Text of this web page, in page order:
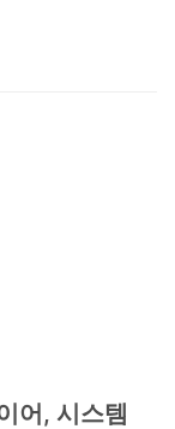
어, 시스템